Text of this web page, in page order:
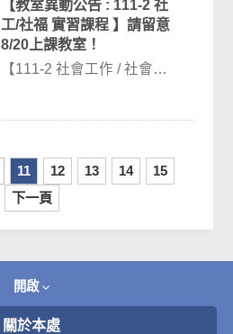
【教室異動公告 : 111-2 社
工/社福 實習課程 】請留意
8/20上課教室！
【111-2 社會工作 / 社會福
11 12 13 14
15
下一頁
開啟
關於本處